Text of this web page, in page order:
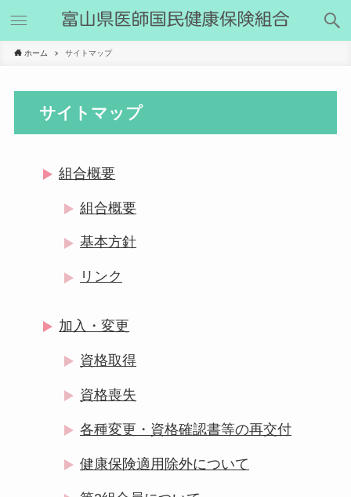
ホーム サイトマップ
サイトマップ
組合概要
組合概要
基本方針
リンク
加入・変更
資格取得
資格喪失
各種変更・資格確認書等の再交付
健康保険適用除外について